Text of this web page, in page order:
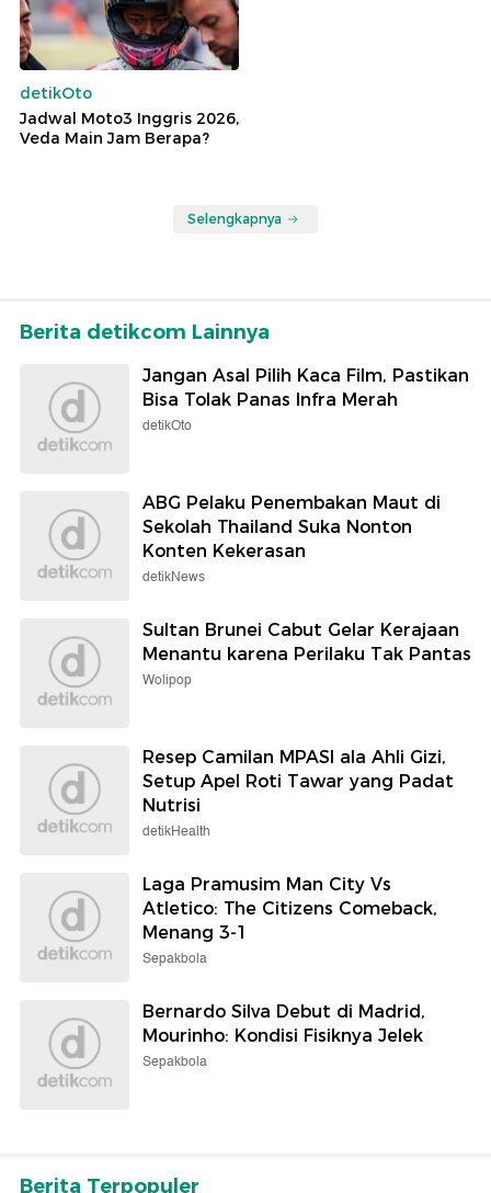
detikOto
Jadwal Moto3 Inggris 2026,
Veda Main Jam Berapa?
Selengkapnya
Berita detikcom Lainnya
Jangan Asal Pilih Kaca Film, Pastikan
Bisa Tolak Panas Infra Merah
detikOto
ABG Pelaku Penembakan Maut di
Sekolah Thailand Suka Nonton
Konten Kekerasan
detikNews
Sultan Brunei Cabut Gelar Kerajaan
Menantu karena Perilaku Tak Pantas
Wolipop
Resep Camilan MPASI ala Ahli Gizi,
Setup Apel Roti Tawar yang Padat
Nutrisi
detikHealth
Laga Pramusim Man City Vs
Atletico: The Citizens Comeback,
Menang 3-1
Sepakbola
Bernardo Silva Debut di Madrid,
Mourinho: Kondisi Fisiknya Jelek
Sepakbola
Berita Terpopuler